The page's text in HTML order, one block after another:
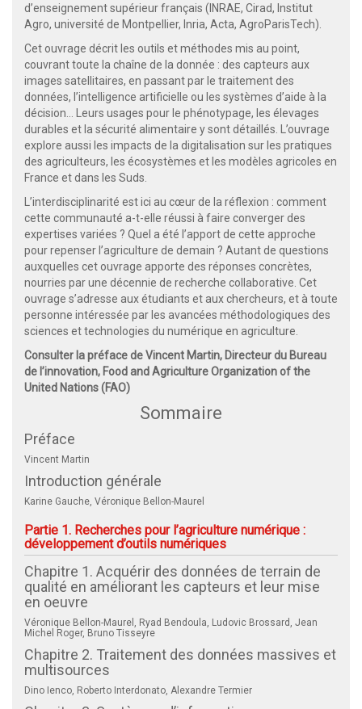
d’enseignement supérieur français (INRAE, Cirad, Institut
Agro, université de Montpellier, Inria, Acta, AgroParisTech).
Cet ouvrage décrit les outils et méthodes mis au point,
couvrant toute la chaîne de la donnée : des capteurs aux
images satellitaires, en passant par le traitement des
données, l’intelligence artificielle ou les systèmes d’aide à la
décision… Leurs usages pour le phénotypage, les élevages
durables et la sécurité alimentaire y sont détaillés. L’ouvrage
explore aussi les impacts de la digitalisation sur les pratiques
des agriculteurs, les écosystèmes et les modèles agricoles en
France et dans les Suds.
L’interdisciplinarité est ici au cœur de la réflexion : comment
cette communauté a-t-elle réussi à faire converger des
expertises variées ? Quel a été l’apport de cette approche
pour repenser l’agriculture de demain ? Autant de questions
auxquelles cet ouvrage apporte des réponses concrètes,
nourries par une décennie de recherche collaborative. Cet
ouvrage s’adresse aux étudiants et aux chercheurs, et à toute
personne intéressée par les avancées méthodologiques des
sciences et technologies du numérique en agriculture.
Consulter la préface de Vincent Martin, Directeur du Bureau
de l’innovation, Food and Agriculture Organization of the
United Nations (FAO)
Sommaire
Préface
Vincent Martin
Introduction générale
Karine Gauche, Véronique Bellon-Maurel
Partie 1. Recherches pour l’agriculture numérique :
développement d’outils numériques
Chapitre 1. Acquérir des données de terrain de
qualité en améliorant les capteurs et leur mise
en oeuvre
Véronique Bellon-Maurel, Ryad Bendoula, Ludovic Brossard, Jean
Michel Roger, Bruno Tisseyre
Chapitre 2. Traitement des données massives et
multisources
Dino Ienco, Roberto Interdonato, Alexandre Termier